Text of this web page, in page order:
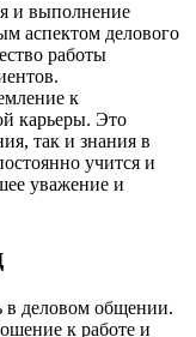
и выполнение
аспектом делового
работы
к
карьеры. Это
так и знания в
учится и
уважение и
деловом общении.
к работе и